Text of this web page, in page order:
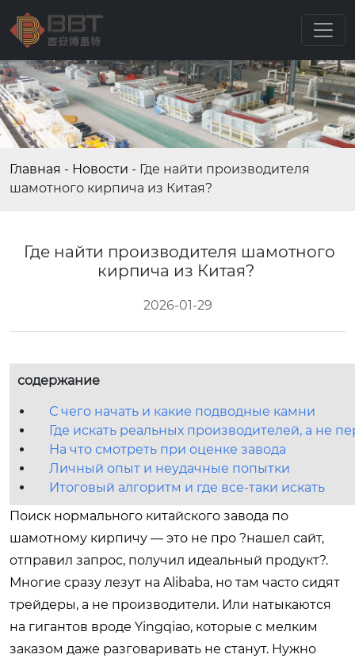
Главная - Новости - Где найти производителя
шамотного кирпича из Китая?
Где найти производителя шамотного
кирпича из Китая?
2026-01-29
содержание
С чего начать и какие подводные камни
Где искать реальных производителей, а не
На что смотреть при оценке завода
Личный опыт и неудачные попытки
Итоговый алгоритм и где все-таки искать
Поиск нормального китайского завода по
шамотному кирпичу — это не про ?нашел сайт,
отправил запрос, получил идеальный продукт?.
Многие сразу лезут на Alibaba, но там часто сидят
трейдеры, а не производители. Или натыкаются
на гигантов вроде Yingqiao, которые с мелким
заказом даже разговаривать не станут. Нужно